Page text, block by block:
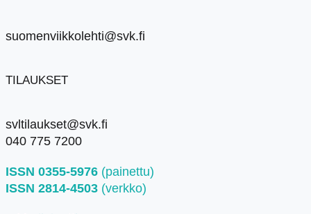
suomenviikkolehti@svk.fi
TILAUKSET
svltilaukset@svk.fi
040 775 7200
ISSN 0355-5976 (painettu)
ISSN 2814-4503 (verkko)